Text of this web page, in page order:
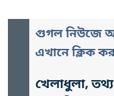
গুগল নিউজে
এখানে ক্লিক
খেলাধুলা,